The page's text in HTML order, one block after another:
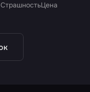
СтрашностьЦена